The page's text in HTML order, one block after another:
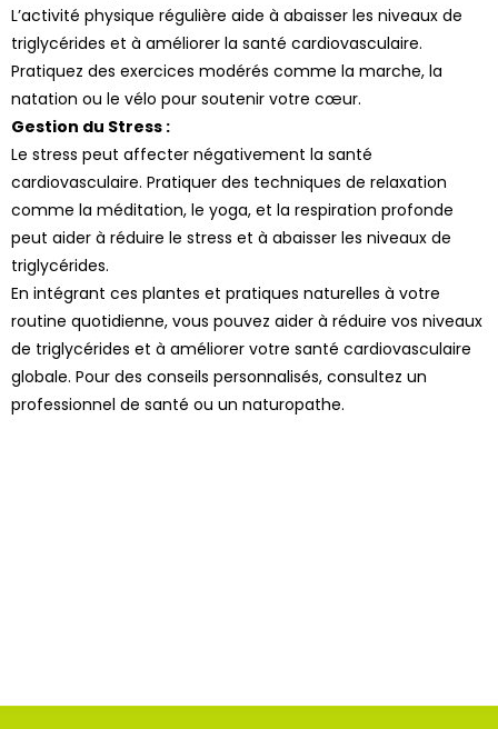
L’activité physique régulière aide à abaisser les niveaux de
triglycérides et à améliorer la santé cardiovasculaire.
Pratiquez des exercices modérés comme la marche, la
natation ou le vélo pour soutenir votre cœur.
Gestion du Stress :
Le stress peut affecter négativement la santé
cardiovasculaire. Pratiquer des techniques de relaxation
comme la méditation, le yoga, et la respiration profonde
peut aider à réduire le stress et à abaisser les niveaux de
triglycérides.
En intégrant ces plantes et pratiques naturelles à votre
routine quotidienne, vous pouvez aider à réduire vos niveaux
de triglycérides et à améliorer votre santé cardiovasculaire
globale. Pour des conseils personnalisés, consultez un
professionnel de santé ou un naturopathe.
1 avis